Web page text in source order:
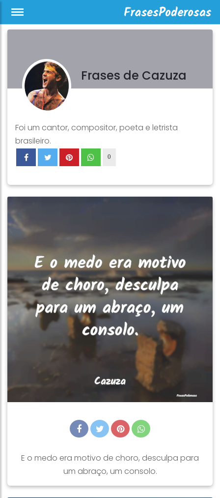
Frases de Cazuza
Foi um cantor, compositor, poeta e letrista
brasileiro.
0
E o medo era motivo de choro, desculpa para
um abraço, um consolo.